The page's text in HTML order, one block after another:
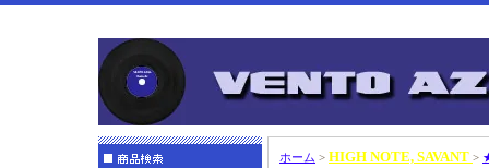
ホーム > HIGH NOTE, SAVANT >